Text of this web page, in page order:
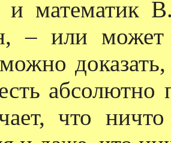
и математик
– или может
абсолютно
что